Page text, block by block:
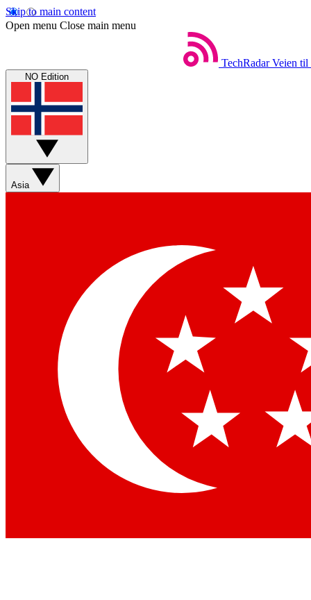
Skip to main content
Open menu Close main menu
TechRadar Veien til
NO Edition
Asia